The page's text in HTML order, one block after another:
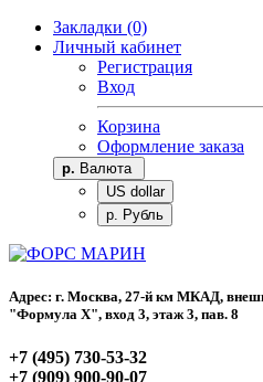
Закладки (0)
Личный кабинет
Регистрация
Вход
Корзина
Оформление заказа
р. Валюта
US dollar
р. Рубль
Адрес: г. Москва, 27-й км МКАД,
"Формула Х", вход 3, этаж 3, пав. 8
+7 (495) 730-53-32
+7 (909) 900-90-07